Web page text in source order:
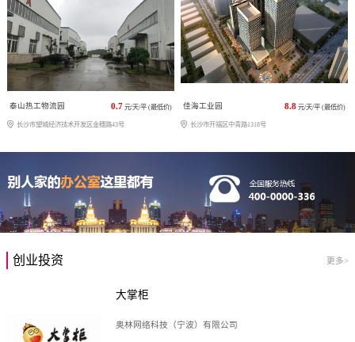
泰山热工物流园 0.7 元/天/平 (最低价)
长沙市望城经济技术开发区金穗路43号
佳海工业园 8.8 元/天/平 (最低价)
长沙市开福区中青路1318号
创业投资 更多>
大掌柜
奥林网络科技（宁波）有限公司